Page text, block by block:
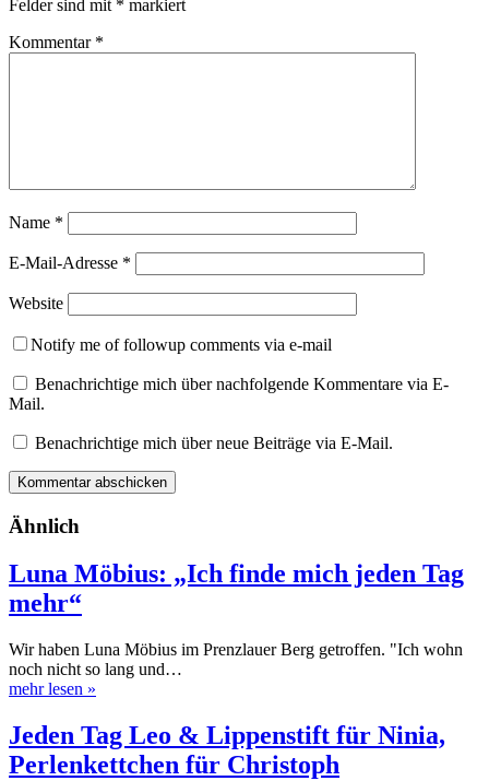
Felder sind mit * markiert
Kommentar *
Name *
E-Mail-Adresse *
Website
Notify me of followup comments via e-mail
Benachrichtige mich über nachfolgende Kommentare via E-
Mail.
Benachrichtige mich über neue Beiträge via E-Mail.
Ähnlich
Luna Möbius: „Ich finde mich jeden Tag
mehr“
Wir haben Luna Möbius im Prenzlauer Berg getroffen. "Ich wohn
noch nicht so lang und…
mehr lesen »
Jeden Tag Leo & Lippenstift für Ninia,
Perlenkettchen für Christoph